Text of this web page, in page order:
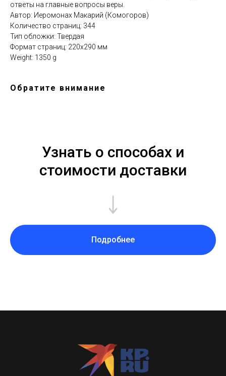
ответы на главные вопросы веры.
Автор: Иеромонах Макарий (Комогоров)
Количество страниц: 344
Тип обложки: Твердая
Формат страниц: 220х290 мм
Weight: 1350 g
Обратите внимание
Узнать о способах и
стоимости доставки
Подробнее